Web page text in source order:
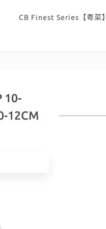
CB Finest Series【粤菜】
10-
12CM